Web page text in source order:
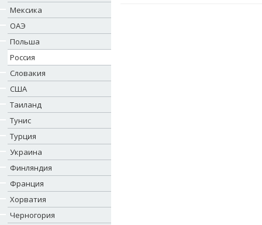
Мексика
ОАЭ
Польша
Россия
Словакия
США
Таиланд
Тунис
Турция
Украина
Финляндия
Франция
Хорватия
Черногория